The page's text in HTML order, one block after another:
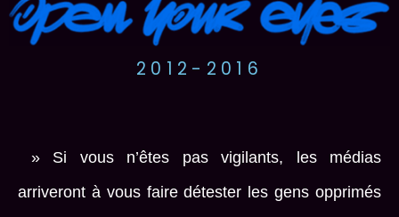
2012-2016
» Si vous n’êtes pas vigilants, les médias
arriveront à vous faire détester les gens opprimés